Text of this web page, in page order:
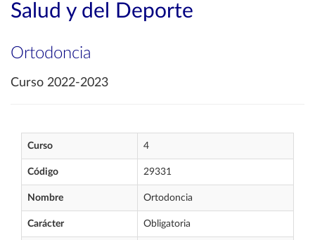
Salud y del Deporte
Ortodoncia
Curso 2022-2023
Curso 4
Código 29331
Nombre Ortodoncia
Carácter Obligatoria